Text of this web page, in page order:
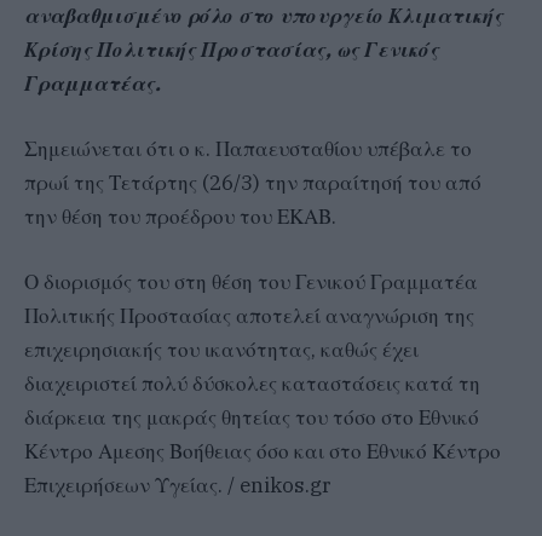
αναβαθμισμένο ρόλο στο υπουργείο Κλιματικής
Κρίσης Πολιτικής Προστασίας, ως Γενικός
Γραμματέας.
Σημειώνεται ότι ο κ. Παπαευσταθίου υπέβαλε το
πρωί της Τετάρτης (26/3) την παραίτησή του από
την θέση του προέδρου του ΕΚΑΒ.
Ο διορισμός του στη θέση του Γενικού Γραμματέα
Πολιτικής Προστασίας αποτελεί αναγνώριση της
επιχειρησιακής του ικανότητας, καθώς έχει
διαχειριστεί πολύ δύσκολες καταστάσεις κατά τη
διάρκεια της μακράς θητείας του τόσο στο Εθνικό
Κέντρο Αμεσης Βοήθειας όσο και στο Εθνικό Κέντρο
Επιχειρήσεων Υγείας. / enikos.gr